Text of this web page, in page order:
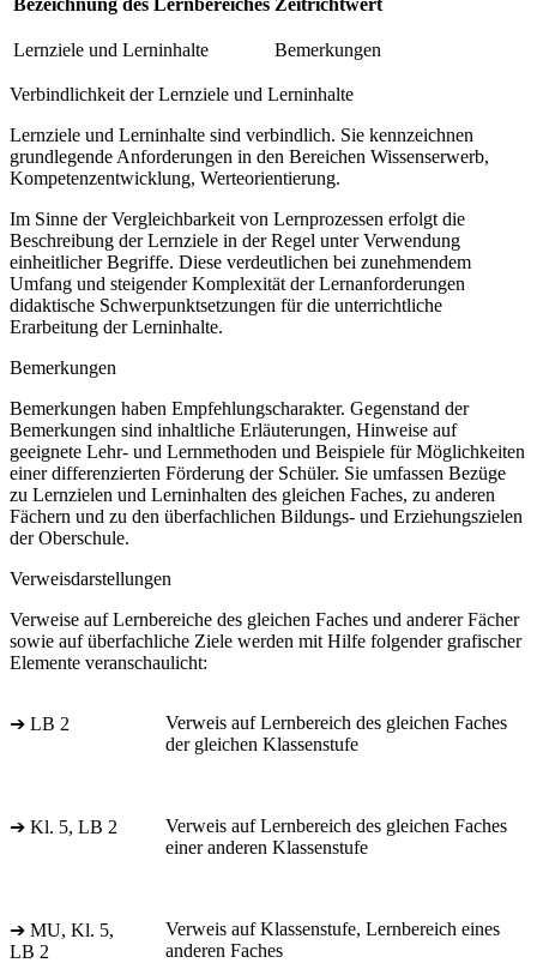
Bezeichnung des Lernbereiches Zeitrichtwert
Lernziele und Lerninhalte Bemerkungen
Verbindlichkeit der Lernziele und Lerninhalte
Lernziele und Lerninhalte sind verbindlich. Sie kennzeichnen
grundlegende Anforderungen in den Bereichen Wissenserwerb,
Kompetenzentwicklung, Werteorientierung.
Im Sinne der Vergleichbarkeit von Lernprozessen erfolgt die
Beschreibung der Lernziele in der Regel unter Verwendung
einheitlicher Begriffe. Diese verdeutlichen bei zunehmendem
Umfang und steigender Komplexität der Lernanforderungen
didaktische Schwerpunktsetzungen für die unterrichtliche
Erarbeitung der Lerninhalte.
Bemerkungen
Bemerkungen haben Empfehlungscharakter. Gegenstand der
Bemerkungen sind inhaltliche Erläuterungen, Hinweise auf
geeignete Lehr- und Lernmethoden und Beispiele für Möglichkeiten
einer differenzierten Förderung der Schüler. Sie umfassen Bezüge
zu Lernzielen und Lerninhalten des gleichen Faches, zu anderen
Fächern und zu den überfachlichen Bildungs- und Erziehungszielen
der Oberschule.
Verweisdarstellungen
Verweise auf Lernbereiche des gleichen Faches und anderer Fächer
sowie auf überfachliche Ziele werden mit Hilfe folgender grafischer
Elemente veranschaulicht:
➔ LB 2
Verweis auf Lernbereich des gleichen Faches
der gleichen Klassenstufe
➔ Kl. 5, LB 2
Verweis auf Lernbereich des gleichen Faches
einer anderen Klassenstufe
➔ MU, Kl. 5,
LB 2
Verweis auf Klassenstufe, Lernbereich eines
anderen Faches